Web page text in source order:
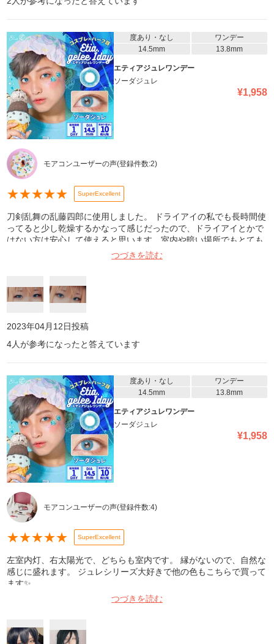
度あり・なし
ワンデー
14.5mm
13.8mm
エティアジュレワンデー
ソーダジュレ
¥1,958
モアコンユーザーの声(登録件数:2)
★★★★★ SuperExcellent
刀剣乱舞の乱藤四郎に使用しました。 ドライアイの私でも長時間使
ってると少し乾燥するかなって感じだったので、ドライアイとかで
はない方は安心して使えると思います。室内や暗い場所でもとても
良く発色し、自然光やライトの前だととっても綺麗な色になりま
す。画像は少し暗めな室内です。直径も大きすぎず、フチなしで男
ぎて何度もリピートしてます!
つづきを読む
2023年04月12日投稿
4人が参考になったと答えています
度あり・なし
ワンデー
14.5mm
13.8mm
エティアジュレワンデー
ソーダジュレ
¥1,958
モアコンユーザーの声(登録件数:4)
★★★★★ SuperExcellent
左室内灯、右太陽光で、どちらも室内です。 縁がないので、自然な
感じに盛れます。 ジュレシリーズ大好きで他の色もこちらで買って
ます✨
つづきを読む